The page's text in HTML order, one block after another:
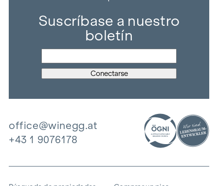
Suscríbase a nuestro
boletín
office@winegg.at
+43 1 9076178